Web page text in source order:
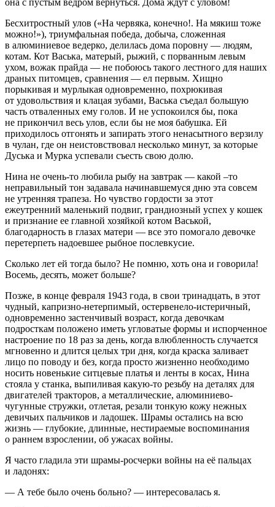
она с пустым ведром вернуться. Дома ждут с уловом!
Бесхитростный улов («На червяка, конечно!. На мякиш тоже
можно!»), триумфальная победа, добыча, сложенная
в алюминиевое ведерко, делилась дома поровну — людям,
котам. Кот Васька, матерый, рыжий, с порванным левым
ухом, вожак прайда — не побоюсь такого лестного для наших
драных питомцев, сравнения — ел первым. Хищно
порыкивая и мурлыкая одновременно, похрюкивая
от удовольствия и клацая зубами, Васька съедал большую
часть отваленных ему голов. И не успокоился бы, пока
не прикончил весь улов, если бы не моя бабушка. Ей
приходилось отгонять и запирать этого ненасытного верзилу
в чулан, где он неистовствовал несколько минут, за которые
Дуська и Мурка успевали съесть свою долю.
Нина не очень-то любила рыбу на завтрак — какой –то
неправильный тон задавала начинавшемуся дню эта совсем
не утренняя трапеза. Но чувство гордости за этот
ежеутренний маленький подвиг, грандиозный успех у кошек
и признание ее главной хозяйкой котом Васькой,
благодарность в глазах матери — все это помогало девочке
перетерпеть надоевшее рыбное послевкусие.
Сколько лет ей тогда было? Не помню, хоть она и говорила!
Восемь, десять, может больше?
Позже, в конце февраля 1943 года, в свои тринадцать, в этот
чудный, капризно-нетерпимый, остервенело-истеричный,
одновременно застенчивый возраст, когда девочкам
подросткам положено иметь угловатые формы и испорченное
настроение по 18 раз за день, когда влюбленность случается
мгновенно и длится целых три дня, когда краска заливает
лицо по поводу и без, когда просто жизненно необходимо
носить новенькие ситцевые платья и ленты в косах, Нина
стояла у станка, выпиливая какую-то резьбу на деталях для
двигателей тракторов, а металлические, алюминиево-
чугунные стружки, отлетая, резали тонкую кожу нежных
девичьих пальчиков и ладошек. Шрамы остались на всю
жизнь — глубокие, длинные, нестираемые воспоминания
о раннем взрослении, об ужасах войны.
Я часто гладила эти шрамы-росчерки войны на её пальцах
и ладонях:
— А тебе было очень больно? — интересовалась я.